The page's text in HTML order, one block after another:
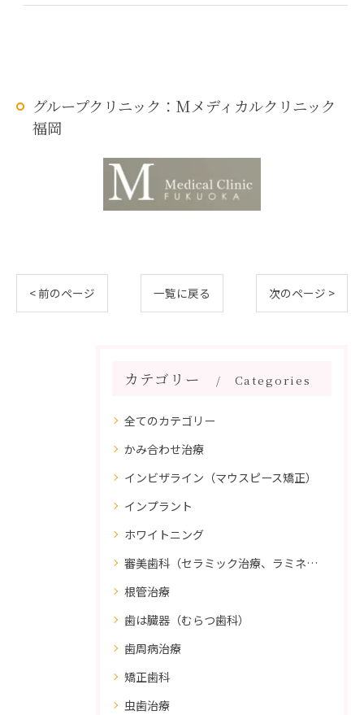
グループクリニック：Mメディカルクリニック
福岡
< 前のページ 一覧に戻る 次のページ >
カテゴリー Categories
全てのカテゴリー
かみ合わせ治療
インビザライン（マウスピース矯正）
インプラント
ホワイトニング
審美歯科（セラミック治療、ラミネートべニア、ダイレクトボンディング）
根管治療
歯は臓器（むらつ歯科）
歯周病治療
矯正歯科
虫歯治療